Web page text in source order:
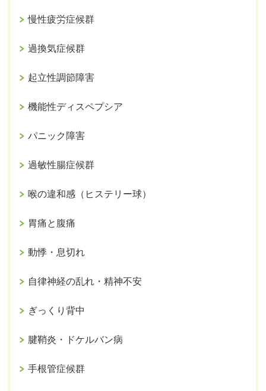
慢性疲労症候群
過換気症候群
起立性調節障害
機能性ディスペプシア
パニック障害
過敏性腸症候群
喉の違和感（ヒステリー球）
胃痛と腹痛
動悸・息切れ
自律神経の乱れ・精神不安
ぎっくり背中
腱鞘炎・ドケルバン病
手根管症候群